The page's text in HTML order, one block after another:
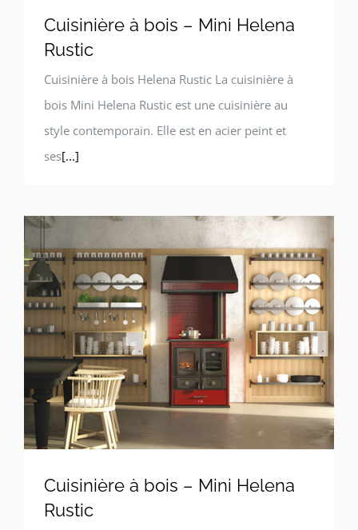
Cuisinière à bois – Mini Helena
Rustic
Cuisinière à bois Helena Rustic La cuisinière à
bois Mini Helena Rustic est une cuisinière au
style contemporain. Elle est en acier peint et
ses[...]
Cuisinière à bois – Mini Helena
Rustic